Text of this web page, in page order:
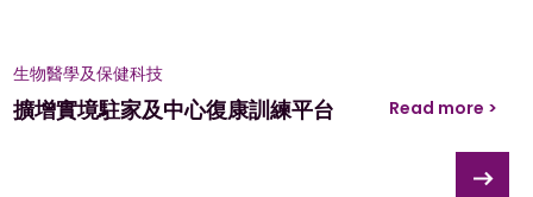
生物醫學及保健科技
擴增實境駐家及中心復康訓練平台 Read more >